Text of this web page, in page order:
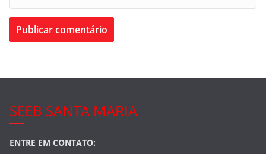
SEEB SANTA MARIA
ENTRE EM CONTATO: